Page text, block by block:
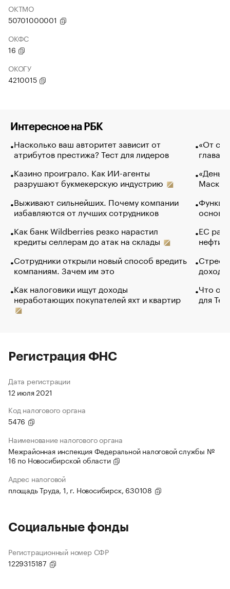
ОКТМО
50701000001
ОКФС
16
ОКОГУ
4210015
Интересное на РБК
Насколько ваш авторитет зависит от
атрибутов престижа? Тест для лидеров
Казино проиграло. Как ИИ-агенты
разрушают букмекерскую индустрию
Выживают сильнейших. Почему компании
избавляются от лучших сотрудников
Как банк Wildberries резко нарастил
кредиты селлерам до атак на склады
Сотрудники открыли новый способ вредить
компаниям. Зачем им это
Как налоговики ищут доходы
неработающих покупателей яхт и квартир
«От
глава
Маск в
основ
ЕС
нефти
Что
для
Регистрация ФНС
Дата регистрации
12 июля 2021
Код налогового органа
5476
Наименование налогового органа
Межрайонная инспекция Федеральной налоговой службы №
16 по Новосибирской области
Адрес налоговой
площадь Труда, 1, г. Новосибирск, 630108
Социальные фонды
Регистрационный номер СФР
1229315187